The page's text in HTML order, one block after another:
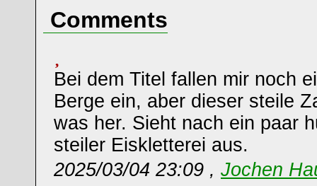
Comments
Bei dem Titel fallen mir noch
Berge ein, aber dieser steile
was her. Sieht nach ein paar
steiler Eiskletterei aus.
2025/03/04 23:09 , Jochen